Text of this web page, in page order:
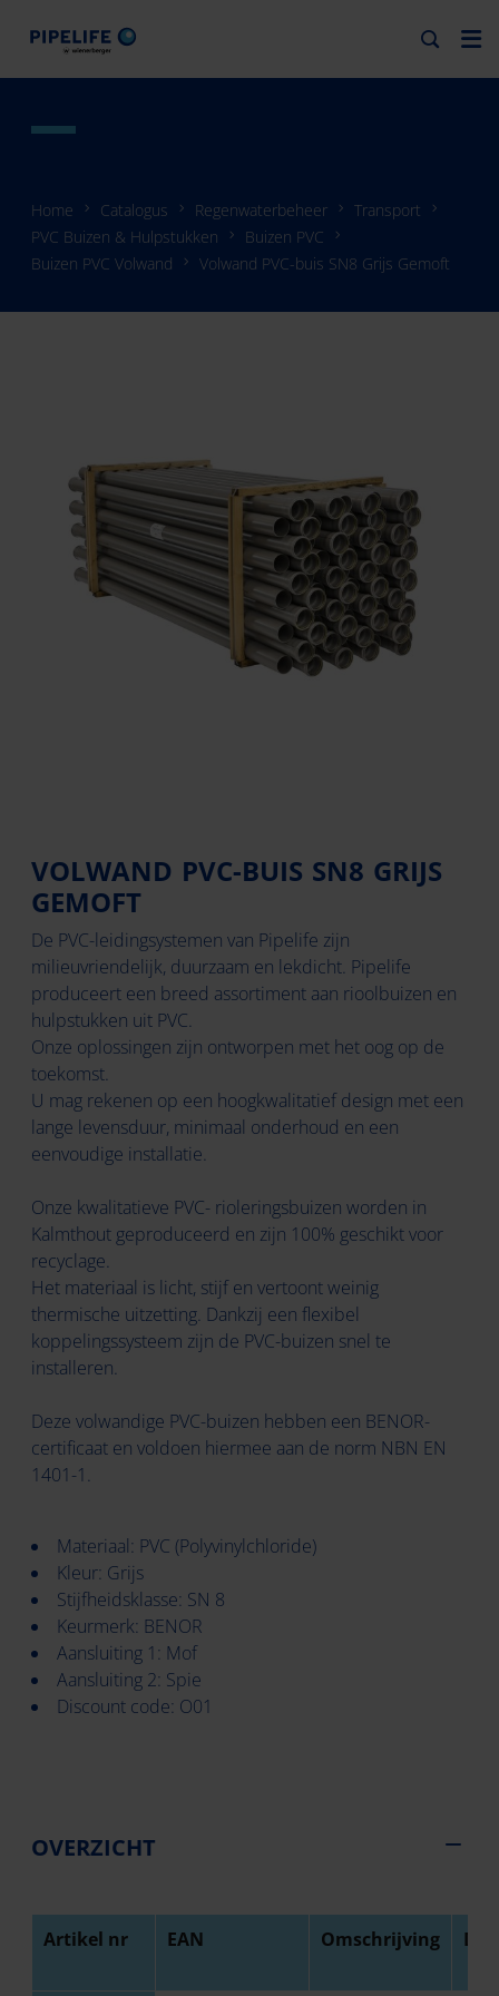
Home Catalogus Regenwaterbeheer
Transport
PVC Buizen & Hulpstukken
Buizen PVC
Buizen PVC Volwand
Volwand PVC-buis SN8 Grijs Gemoft
VOLWAND PVC-BUIS SN8 GRIJS
GEMOFT
De PVC-leidingsystemen van Pipelife zijn
milieuvriendelijk, duurzaam en lekdicht. Pipelife
produceert een breed assortiment aan rioolbuizen en
hulpstukken uit PVC.
Onze oplossingen zijn ontworpen met het oog op de
toekomst.
U mag rekenen op een hoogkwalitatief design met een
lange levensduur, minimaal onderhoud en een
eenvoudige installatie.
Onze kwalitatieve PVC- rioleringsbuizen worden in
Kalmthout geproduceerd en zijn 100% geschikt voor
recyclage.
Het materiaal is licht, stijf en vertoont weinig
thermische uitzetting. Dankzij een flexibel
koppelingssysteem zijn de PVC-buizen snel te
installeren.
Deze volwandige PVC-buizen hebben een BENOR-
certificaat en voldoen hiermee aan de norm NBN EN
1401-1.
Materiaal: PVC (Polyvinylchloride)
Kleur: Grijs
Stijfheidsklasse: SN 8
Keurmerk: BENOR
Aansluiting 1: Mof
Aansluiting 2: Spie
Discount code: O01
OVERZICHT
Artikel nr EAN Omschrijving